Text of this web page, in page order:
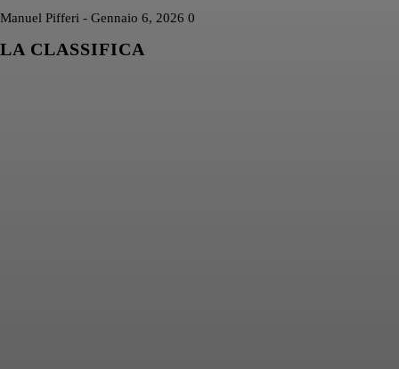
Manuel Pifferi - Gennaio 6, 2026 0
LA CLASSIFICA